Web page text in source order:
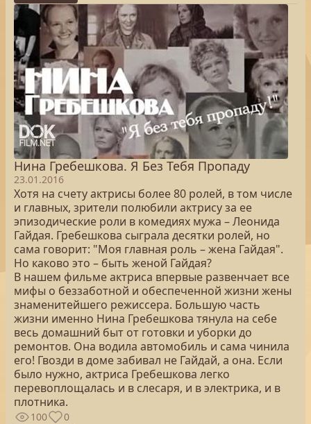
Нина Гребешкова. Я Без Тебя Пропаду
23.01.2016
Хотя на счету актрисы более 80 ролей, в том числе
и главных, зрители полюбили актрису за ее
эпизодические роли в комедиях мужа – Леонида
Гайдая. Гребешкова сыграла десятки ролей, но
сама говорит: "Моя главная роль – жена Гайдая".
Но каково это – быть женой Гайдая?
В нашем фильме актриса впервые развенчает все
мифы о беззаботной и обеспеченной жизни жены
знаменитейшего режиссера. Большую часть
жизни именно Нина Гребешкова тянула на себе
весь домашний быт от готовки и уборки до
ремонтов. Она водила автомобиль и сама чинила
его! Гвозди в доме забивал не Гайдай, а она. Если
было нужно, актриса Гребешкова легко
перевоплощалась и в слесаря, и в электрика, и в
плотника.
100 0